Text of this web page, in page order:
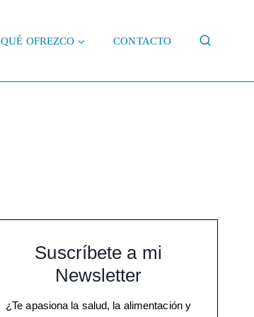
QUÉ OFREZCO CONTACTO
Suscríbete a mi
Newsletter
¿Te apasiona la salud, la alimentación y